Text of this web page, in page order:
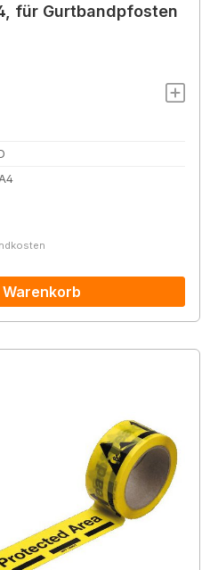
für Gurtbandpfosten
Warenkorb